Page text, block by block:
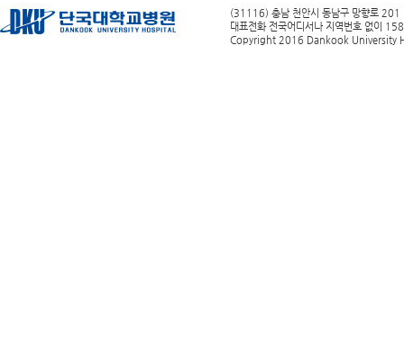
(31116) 충남 천안시 동남구 망향로 201
대표전화 전국어디서나 지역번호 없이
Copyright 2016 Dankook University